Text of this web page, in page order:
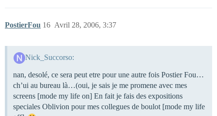
PostierFou Avril 28, 2006, 3:37
16
Nick_Succorso:
nan, desolé, ce sera peut etre pour une autre fois Postier Fou…
ch’ui au bureau là…(oui, je sais je me promene avec mes
screens [mode my life on] En fait je fais des expositions
speciales Oblivion pour mes collegues de boulot [mode my life